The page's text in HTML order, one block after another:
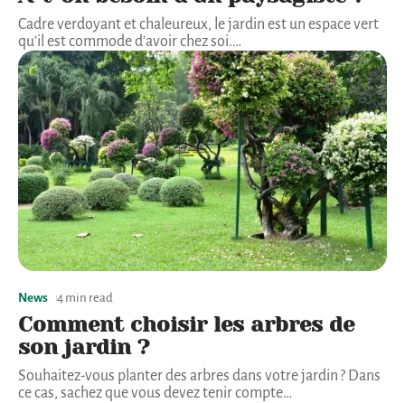
Cadre verdoyant et chaleureux, le jardin est un espace vert
qu’il est commode d’avoir chez soi.…
News 4 min read
Comment choisir les arbres de
son jardin ?
Souhaitez-vous planter des arbres dans votre jardin ? Dans
ce cas, sachez que vous devez tenir compte…